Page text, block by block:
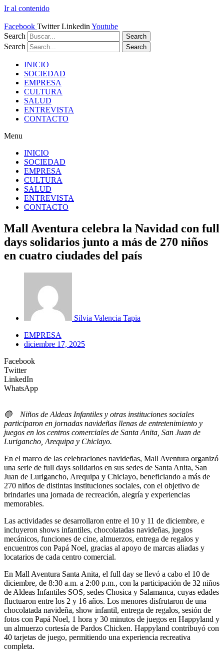
Ir al contenido
Facebook Twitter Linkedin Youtube
Search
Search
Search Search
INICIO
SOCIEDAD
EMPRESA
CULTURA
SALUD
ENTREVISTA
CONTACTO
Menu
INICIO
SOCIEDAD
EMPRESA
CULTURA
SALUD
ENTREVISTA
CONTACTO
Mall Aventura celebra la Navidad con full
days solidarios junto a más de 270 niños
en cuatro ciudades del país
Silvia Valencia Tapia
EMPRESA
diciembre 17, 2025
Facebook
Twitter
LinkedIn
WhatsApp
🔵Niños de Aldeas Infantiles y otras instituciones sociales
participaron en jornadas navideñas llenas de entretenimiento y
juegos en los centros comerciales de Santa Anita, San Juan de
Lurigancho, Arequipa y Chiclayo.
En el marco de las celebraciones navideñas, Mall Aventura organizó
una serie de full days solidarios en sus sedes de Santa Anita, San
Juan de Lurigancho, Arequipa y Chiclayo, beneficiando a más de
270 niños de distintas instituciones sociales, con el objetivo de
brindarles una jornada de recreación, alegría y experiencias
memorables.
Las actividades se desarrollaron entre el 10 y 11 de diciembre, e
incluyeron shows infantiles, chocolatadas navideñas, juegos
mecánicos, funciones de cine, almuerzos, entrega de regalos y
encuentros con Papá Noel, gracias al apoyo de marcas aliadas y
locatarios de cada centro comercial.
En Mall Aventura Santa Anita, el full day se llevó a cabo el 10 de
diciembre, de 8:30 a.m. a 2:00 p.m., con la participación de 32 niños
de Aldeas Infantiles SOS, sedes Chosica y Salamanca, cuyas edades
fluctuaron entre los 2 y 16 años. Los menores disfrutaron de una
chocolatada navideña, show infantil, entrega de regalos, sesión de
fotos con Papá Noel, 1 hora y 30 minutos de juegos en Happyland y
un almuerzo cortesía de Pardos Chicken. Happyland contribuyó con
40 tarjetas de juego, permitiendo una experiencia recreativa
completa.